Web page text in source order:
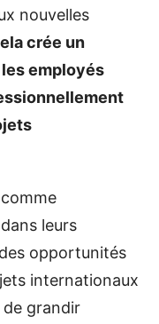
nouvelles
crée un
employés
leurs
opportunités
internationaux
grandir